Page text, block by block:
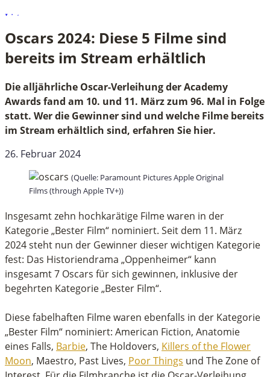
Alle anzeigen
Listen
Oscars 2024: Diese 5 Filme sind bereits im Stream erhältlich
Oscars 2024: Diese 5 Filme sind
bereits im Stream erhältlich
Die alljährliche Oscar-Verleihung der Academy
Awards fand am 10. und 11. März zum 96. Mal in Folge
statt. Wer die Gewinner sind und welche Filme bereits
im Stream erhältlich sind, erfahren Sie hier.
26. Februar 2024
(Quelle: Paramount Pictures Apple Original
Films (through Apple TV+))
Insgesamt zehn hochkarätige Filme waren in der
Kategorie „Bester Film“ nominiert. Seit dem 11. März
2024 steht nun der Gewinner dieser wichtigen Kategorie
fest: Das Historiendrama „Oppenheimer“ kann
insgesamt 7 Oscars für sich gewinnen, inklusive der
begehrten Kategorie „Bester Film“.
Diese fabelhaften Filme waren ebenfalls in der Kategorie
„Bester Film“ nominiert: American Fiction, Anatomie
eines Falls, Barbie, The Holdovers, Killers of the Flower
Moon, Maestro, Past Lives, Poor Things und The Zone of